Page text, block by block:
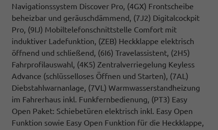
Navigationssystem Discover Pro, (4GX) Frontscheibe
beheizbar und geräuschdämmend, (7J2) Digitalcockpit
Pro, (9IJ) Mobiltelefonschnittstelle Comfort mit
induktiver Ladefunktion, (ZEB) Heckklappe elektrisch
öffnend und schließend, (6I6) Travelassistent, (2H5)
Fahrprofilauswahl, (4K5) Zentralverriegelung Keyless
Advance (schlüsselloses Öffnen und Starten), (7AL)
Diebstahlwarnanlage, (7VL) Warmwasserstandheizung
im Fahrerhaus inkl. Funkfernbedienung, (PT3) Easy
Open Paket: Schiebetüren elektrisch inkl. Easy Open
Funktion sowie Easy Open Funktion für die Heckklappe,